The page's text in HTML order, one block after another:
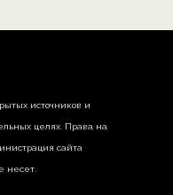
источников и
целях. Права на
сайта
несет.